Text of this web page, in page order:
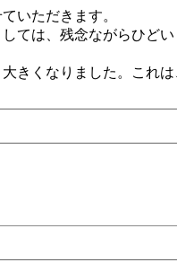
いただきます。
ては、残念ながらひど
きくなりました。これ